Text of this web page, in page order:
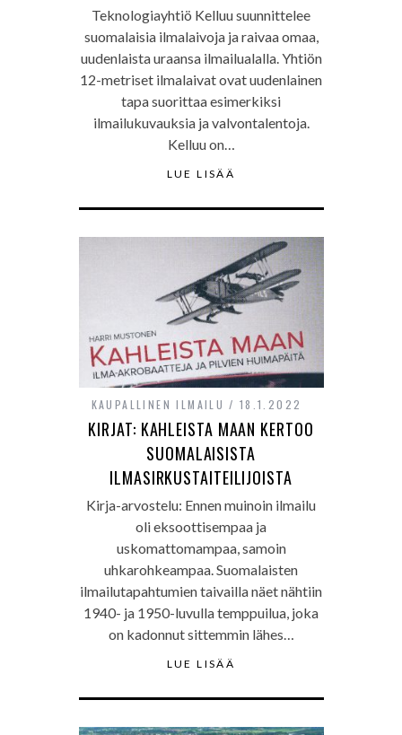
Teknologiayhtiö Kelluu suunnittelee
suomalaisia ilmalaivoja ja raivaa omaa,
uudenlaista uraansa ilmailualalla. Yhtiön
12-metriset ilmalaivat ovat uudenlainen
tapa suorittaa esimerkiksi
ilmailukuvauksia ja valvontalentoja.
Kelluu on…
LUE LISÄÄ
KAUPALLINEN ILMAILU 18.1.2022
KIRJAT: KAHLEISTA MAAN KERTOO
SUOMALAISISTA
ILMASIRKUSTAITEILIJOISTA
Kirja-arvostelu: Ennen muinoin ilmailu
oli eksoottisempaa ja
uskomattomampaa, samoin
uhkarohkeampaa. Suomalaisten
ilmailutapahtumien taivailla näet nähtiin
1940- ja 1950-luvulla temppuilua, joka
on kadonnut sittemmin lähes…
LUE LISÄÄ